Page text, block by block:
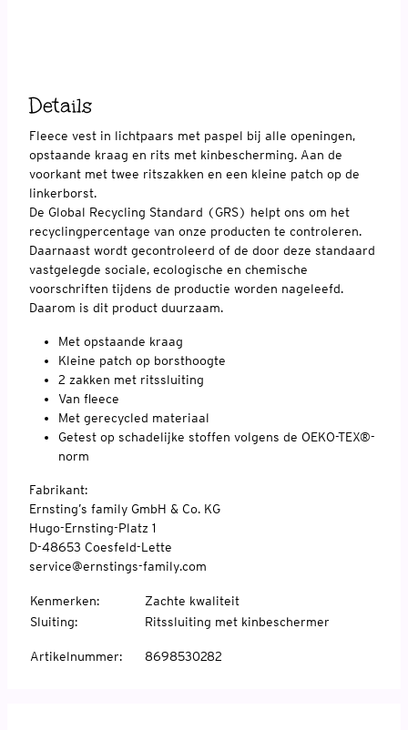
Details
Fleece vest in lichtpaars met paspel bij alle openingen,
opstaande kraag en rits met kinbescherming. Aan de
voorkant met twee ritszakken en een kleine patch op de
linkerborst.
De Global Recycling Standard (GRS) helpt ons om het
recyclingpercentage van onze producten te controleren.
Daarnaast wordt gecontroleerd of de door deze standaard
vastgelegde sociale, ecologische en chemische
voorschriften tijdens de productie worden nageleefd.
Daarom is dit product duurzaam.
Met opstaande kraag
Kleine patch op borsthoogte
2 zakken met ritssluiting
Van fleece
Met gerecycled materiaal
Getest op schadelijke stoffen volgens de OEKO-TEX®-
norm
Fabrikant:
Ernsting’s family GmbH & Co. KG
Hugo-Ernsting-Platz 1
D-48653 Coesfeld-Lette
service@ernstings-family.com
Kenmerken:
Zachte kwaliteit
Sluiting: Ritssluiting met kinbeschermer
Artikelnummer: 8698530282